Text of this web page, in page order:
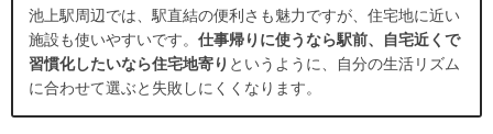
池上駅周辺では、駅直結の便利さも魅力ですが、住宅地に近い
施設も使いやすいです。 仕事帰りに使うなら駅前、自宅近くで
習慣化したいなら住宅地寄り というように、自分の生活リズム
に合わせて選ぶと失敗しにくくなります。